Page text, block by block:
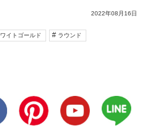
2022年08月16日
イトゴールド ラウンド